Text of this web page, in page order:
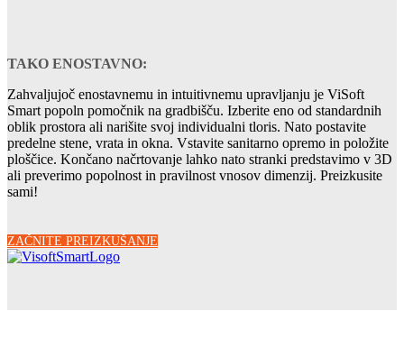
TAKO ENOSTAVNO:
Zahvaljujoč enostavnemu in intuitivnemu upravljanju je ViSoft
Smart popoln pomočnik na gradbišču. Izberite eno od standardnih
oblik prostora ali narišite svoj individualni tloris. Nato postavite
predelne stene, vrata in okna. Vstavite sanitarno opremo in položite
ploščice. Končano načrtovanje lahko nato stranki predstavimo v 3D
ali preverimo popolnost in pravilnost vnosov dimenzij. Preizkusite
sami!
ZAČNITE PREIZKUŠANJE